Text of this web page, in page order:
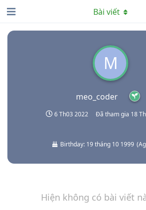
M
meo_coder
6 Th03 2022 Đã tham gia 18
Birthday: 19 tháng 10 1999 (
Bài viết
Hiện không có bài viết